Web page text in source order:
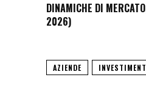
DINAMICHE DI
2026)
AZIENDE